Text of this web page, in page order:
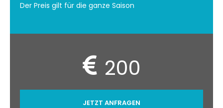
Der Preis gilt für die ganze Saison
200
JETZT ANFRAGEN